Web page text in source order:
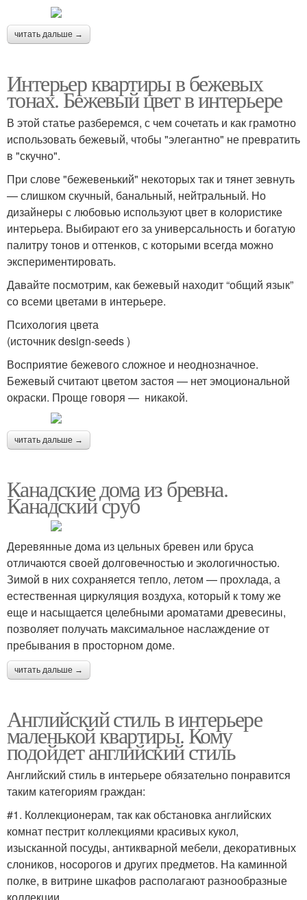
читать дальше →
Интерьер квартиры в бежевых
тонах. Бежевый цвет в интерьере
В этой статье разберемся, с чем сочетать и как грамотно
использовать бежевый, чтобы "элегантно" не превратить
в "скучно".
При слове "бежевенький" некоторых так и тянет зевнуть
— слишком скучный, банальный, нейтральный. Но
дизайнеры с любовью используют цвет в колористике
интерьера. Выбирают его за универсальность и богатую
палитру тонов и оттенков, с которыми всегда можно
экспериментировать.
Давайте посмотрим, как бежевый находит “общий язык”
со всеми цветами в интерьере.
Психология цвета
(источник design-seeds )
Восприятие бежевого сложное и неоднозначное.
Бежевый считают цветом застоя — нет эмоциональной
окраски. Проще говоря — никакой.
читать дальше →
Канадские дома из бревна.
Канадский сруб
Деревянные дома из цельных бревен или бруса
отличаются своей долговечностью и экологичностью.
Зимой в них сохраняется тепло, летом — прохлада, а
естественная циркуляция воздуха, который к тому же
еще и насыщается целебными ароматами древесины,
позволяет получать максимальное наслаждение от
пребывания в просторном доме.
читать дальше →
Английский стиль в интерьере
маленькой квартиры. Кому
подойдет английский стиль
Английский стиль в интерьере обязательно понравится
таким категориям граждан:
#1. Коллекционерам, так как обстановка английских
комнат пестрит коллекциями красивых кукол,
изысканной посуды, антикварной мебели, декоративных
слоников, носорогов и других предметов. На каминной
полке, в витрине шкафов располагают разнообразные